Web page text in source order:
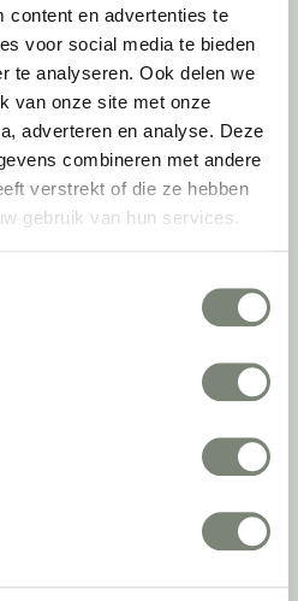
content en advertenties te
voor social media te bieden
te analyseren. Ook delen we
van onze site met onze
adverteren en analyse. Deze
combineren met andere
verstrekt of die ze hebben
gebruik van hun services.